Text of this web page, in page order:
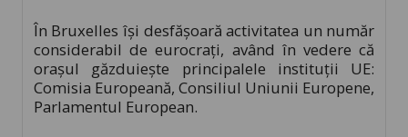
În Bruxelles își desfășoară activitatea un număr
considerabil de eurocrați, având în vedere că
orașul găzduiește principalele instituții UE:
Comisia Europeană, Consiliul Uniunii Europene,
Parlamentul European.